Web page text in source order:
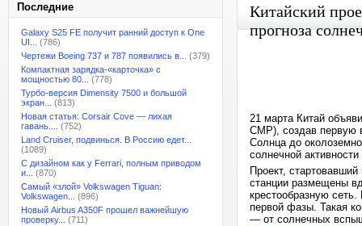
Последние
Galaxy S25 FE получит ранний доступ к One
UI...
(786)
Чертежи Boeing 737 и 787 появились в...
(379)
Компактная зарядка-«карточка» с
мощностью 80...
(778)
Турбо-версия Dimensity 7500 и большой
экран...
(813)
Новая статья: Corsair Cove — лихая
гавань....
(752)
Land Cruiser, подвинься. В Россию едет...
(1089)
С дизайном как у Ferrari, полным приводом
и...
(870)
Самый «злой» Volkswagen Tiguan:
Volkswagen...
(896)
Новый Airbus A350F прошел важнейшую
проверку...
(711)
Китайский
прогноза
21 марта Китай
CMP), создав первую
Солнца до
солнечной
Проект,
станции размещены
крестообразную
первой фазы. Такая
— от солнечных